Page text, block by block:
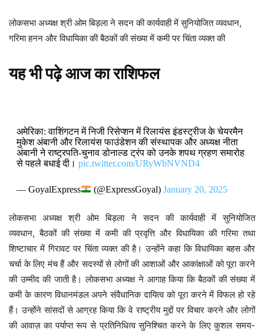
लोकसभा अध्यक्ष श्री ओम बिड़ला ने सदन की कार्यवाही में सुनियोजित व्यवधान,
गरिमा हनन और विधायिका की बैठकों की संख्या में कमी पर चिंता व्यक्त की
यह भी पढ़ेआज का राशिफल
अमेरिका: वाशिंगटन में निजी रिसेप्शन में रिलायंस इंडस्ट्रीज के चेयरमैन
मुकेश अंबानी और रिलायंस फाउंडेशन की संस्थापक और अध्यक्ष नीता
अंबानी ने राष्ट्रपति-चुनाव डोनाल्ड ट्रंप को उनके शपथ ग्रहण समारोह
से पहले बधाई दी। pic.twitter.com/URyWbNVND4
— GoyalExpress (@ExpressGoyal) January 20, 2025
लोकसभा अध्यक्ष श्री ओम बिड़ला ने सदन की कार्यवाही में सुनियोजित
व्यवधान, बैठकों की संख्या में कमी की प्रवृत्ति और विधायिका की गरिमा तथा
शिष्टाचार में गिरावट पर चिंता व्यक्त की है। उन्होंने कहा कि विधायिका बहस और
चर्चा के लिए मंच हैं और सदस्यों से लोगों की आशाओं और आकांक्षाओं को पूरा करने
की उम्मीद की जाती है। लोकसभा अध्यक्ष ने आगाह किया कि बैठकों की संख्या में
कमी के कारण विधानमंडल अपने संवैधानिक दायित्व को पूरा करने में विफल हो रहे
हैं। उन्होंने सांसदों से आग्रह किया कि वे राष्ट्रीय मुद्दों पर विचार करने और लोगों
की आवाज़ का पर्याप्त रूप से प्रतिनिधित्व सुनिश्चित करने के लिए कुशल समय-